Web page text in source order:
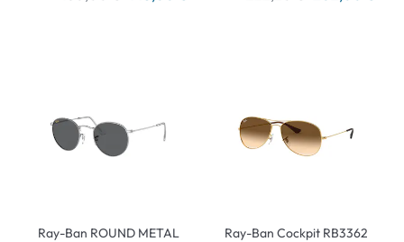
Ray-Ban ROUND METAL
Ray-Ban Cockpit RB3362